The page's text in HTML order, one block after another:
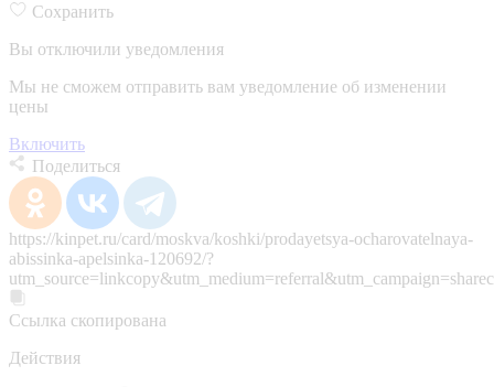
Сохранить
Вы отключили уведомления
Мы не сможем отправить вам уведомление об изменении
цены
Включить
Поделиться
https://kinpet.ru/card/moskva/koshki/prodayetsya-ocharovatelnaya-
abissinka-apelsinka-120692/?
Ссылка скопирована
Действия